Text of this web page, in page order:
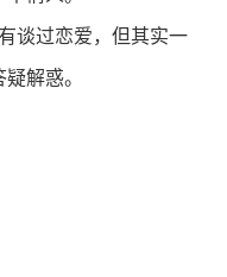
谈过恋爱，但其实一
解惑。